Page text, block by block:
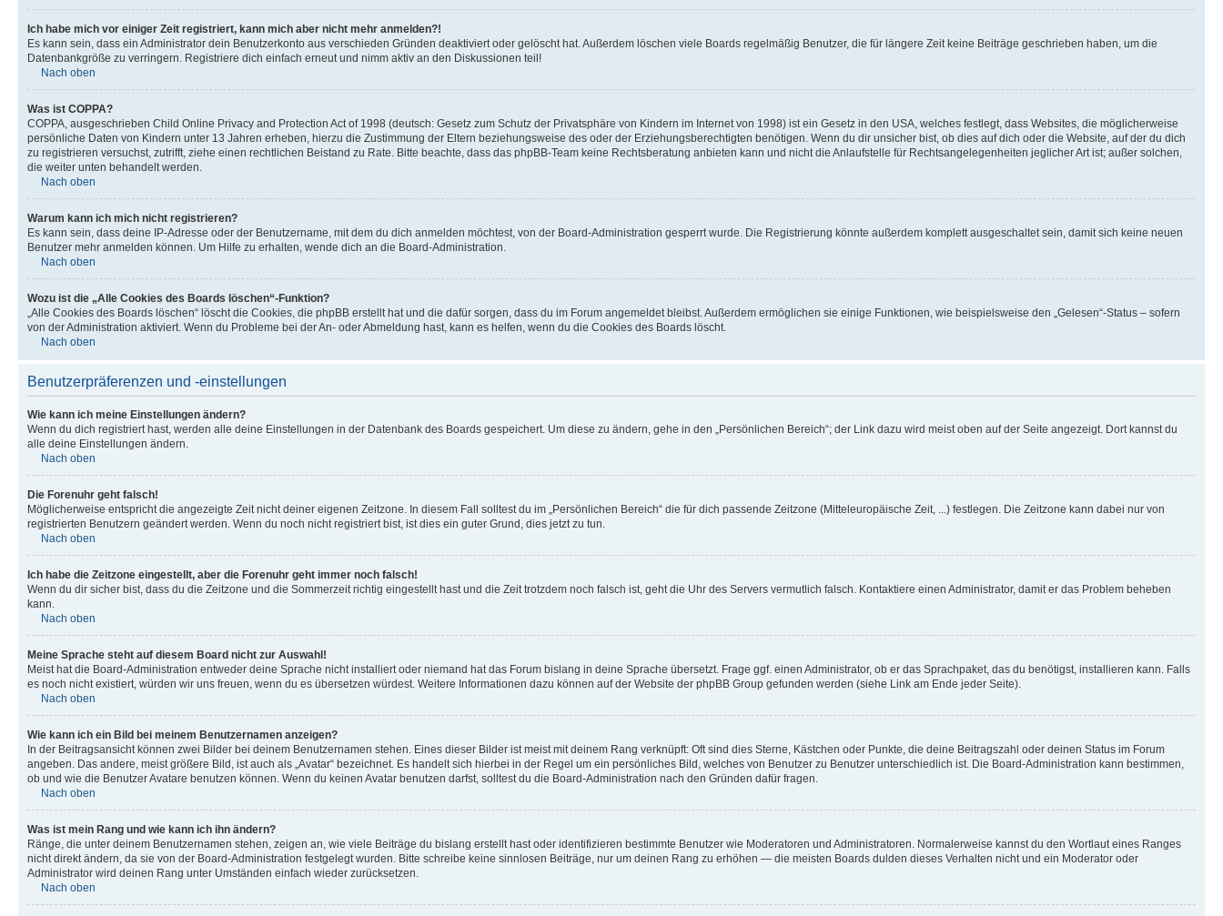
Ich habe mich vor einiger Zeit registriert, kann mich aber nicht mehr anmelden?!
Es kann sein, dass ein Administrator dein Benutzerkonto aus verschieden Gründen deaktiviert oder gelöscht hat. Außerdem löschen viele Boards regelmäßig Benutzer, die für längere Zeit keine Beiträge geschrieben haben, um die
Datenbankgröße zu verringern. Registriere dich einfach erneut und nimm aktiv an den Diskussionen teil!
Nach oben
Was ist COPPA?
COPPA, ausgeschrieben Child Online Privacy and Protection Act of 1998 (deutsch: Gesetz zum Schutz der Privatsphäre von Kindern im Internet von 1998) ist ein Gesetz in den USA, welches festlegt, dass Websites, die möglicherweise
persönliche Daten von Kindern unter 13 Jahren erheben, hierzu die Zustimmung der Eltern beziehungsweise des oder der Erziehungsberechtigten benötigen. Wenn du dir unsicher bist, ob dies auf dich oder die Website, auf der du dich
zu registrieren versuchst, zutrifft, ziehe einen rechtlichen Beistand zu Rate. Bitte beachte, dass das phpBB-Team keine Rechtsberatung anbieten kann und nicht die Anlaufstelle für Rechtsangelegenheiten jeglicher Art ist; außer solchen,
die weiter unten behandelt werden.
Nach oben
Warum kann ich mich nicht registrieren?
Es kann sein, dass deine IP-Adresse oder der Benutzername, mit dem du dich anmelden möchtest, von der Board-Administration gesperrt wurde. Die Registrierung könnte außerdem komplett ausgeschaltet sein, damit sich keine neuen
Benutzer mehr anmelden können. Um Hilfe zu erhalten, wende dich an die Board-Administration.
Nach oben
Wozu ist die „Alle Cookies des Boards löschen“-Funktion?
„Alle Cookies des Boards löschen“ löscht die Cookies, die phpBB erstellt hat und die dafür sorgen, dass du im Forum angemeldet bleibst. Außerdem ermöglichen sie einige Funktionen, wie beispielsweise den „Gelesen“-Status – sofern
von der Administration aktiviert. Wenn du Probleme bei der An- oder Abmeldung hast, kann es helfen, wenn du die Cookies des Boards löscht.
Nach oben
Benutzerpräferenzen und -einstellungen
Wie kann ich meine Einstellungen ändern?
Wenn du dich registriert hast, werden alle deine Einstellungen in der Datenbank des Boards gespeichert. Um diese zu ändern, gehe in den „Persönlichen Bereich“; der Link dazu wird meist oben auf der Seite angezeigt. Dort kannst du
alle deine Einstellungen ändern.
Nach oben
Die Forenuhr geht falsch!
Möglicherweise entspricht die angezeigte Zeit nicht deiner eigenen Zeitzone. In diesem Fall solltest du im „Persönlichen Bereich“ die für dich passende Zeitzone (Mitteleuropäische Zeit, ...) festlegen. Die Zeitzone kann dabei nur von
registrierten Benutzern geändert werden. Wenn du noch nicht registriert bist, ist dies ein guter Grund, dies jetzt zu tun.
Nach oben
Ich habe die Zeitzone eingestellt, aber die Forenuhr geht immer noch falsch!
Wenn du dir sicher bist, dass du die Zeitzone und die Sommerzeit richtig eingestellt hast und die Zeit trotzdem noch falsch ist, geht die Uhr des Servers vermutlich falsch. Kontaktiere einen Administrator, damit er das Problem beheben
kann.
Nach oben
Meine Sprache steht auf diesem Board nicht zur Auswahl!
Meist hat die Board-Administration entweder deine Sprache nicht installiert oder niemand hat das Forum bislang in deine Sprache übersetzt. Frage ggf. einen Administrator, ob er das Sprachpaket, das du benötigst, installieren kann. Falls
es noch nicht existiert, würden wir uns freuen, wenn du es übersetzen würdest. Weitere Informationen dazu können auf der Website der phpBB Group gefunden werden (siehe Link am Ende jeder Seite).
Nach oben
Wie kann ich ein Bild bei meinem Benutzernamen anzeigen?
In der Beitragsansicht können zwei Bilder bei deinem Benutzernamen stehen. Eines dieser Bilder ist meist mit deinem Rang verknüpft: Oft sind dies Sterne, Kästchen oder Punkte, die deine Beitragszahl oder deinen Status im Forum
angeben. Das andere, meist größere Bild, ist auch als „Avatar“ bezeichnet. Es handelt sich hierbei in der Regel um ein persönliches Bild, welches von Benutzer zu Benutzer unterschiedlich ist. Die Board-Administration kann bestimmen,
ob und wie die Benutzer Avatare benutzen können. Wenn du keinen Avatar benutzen darfst, solltest du die Board-Administration nach den Gründen dafür fragen.
Nach oben
Was ist mein Rang und wie kann ich ihn ändern?
Ränge, die unter deinem Benutzernamen stehen, zeigen an, wie viele Beiträge du bislang erstellt hast oder identifizieren bestimmte Benutzer wie Moderatoren und Administratoren. Normalerweise kannst du den Wortlaut eines Ranges
nicht direkt ändern, da sie von der Board-Administration festgelegt wurden. Bitte schreibe keine sinnlosen Beiträge, nur um deinen Rang zu erhöhen — die meisten Boards dulden dieses Verhalten nicht und ein Moderator oder
Administrator wird deinen Rang unter Umständen einfach wieder zurücksetzen.
Nach oben